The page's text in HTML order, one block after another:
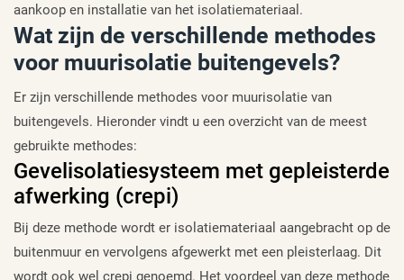
aankoop en installatie van het isolatiemateriaal.
Wat zijn de verschillende methodes
voor muurisolatie buitengevels?
Er zijn verschillende methodes voor muurisolatie van
buitengevels. Hieronder vindt u een overzicht van de meest
gebruikte methodes:
Gevelisolatiesysteem met gepleisterde
afwerking (crepi)
Bij deze methode wordt er isolatiemateriaal aangebracht op de
buitenmuur en vervolgens afgewerkt met een pleisterlaag. Dit
wordt ook wel crepi genoemd. Het voordeel van deze methode